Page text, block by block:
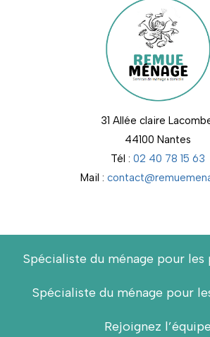
31 Allée claire
44100 Nantes
Tél : 02 40 78 15 63
Mail :
Spécialiste du ménage pour les
Spécialiste du ménage pour
Rejoignez l’équipe